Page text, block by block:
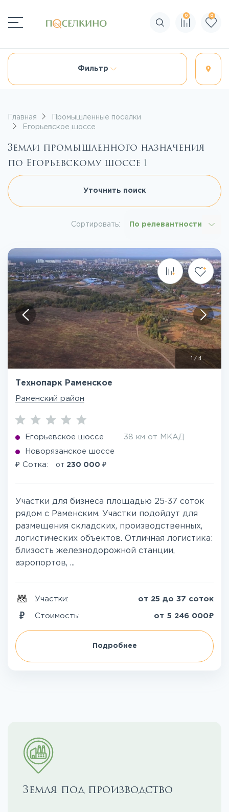
Поиск по сайту
0 0
Фильтр
Главная
Промышленные поселки
Егорьевское шоссе
Земли промышленного назначения
по Егорьевскому шоссе 1
Уточнить поиск
Сортировать: По релевантности
/ 4
Технопарк Раменское
Раменский район
Егорьевское шоссе 38 км от МКАД
Новорязанское шоссе
₽ Сотка: от 230 000 ₽
Участки для бизнеса площадью 25-37 соток
рядом с Раменским. Участки подойдут для
размещения складских, производственных,
логистических объектов. Отличная логистика:
близость железнодорожной станции,
аэропортов, ...
Участки: от 25 до 37 соток
Стоимость: от 5 246 000₽
Подробнее
Земля под производство